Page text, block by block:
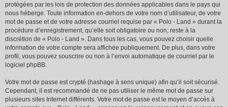
protégées par les lois de protection des données applicables dans le pays qui
nous héberge. Toute information en-dehors de votre nom d’utilisateur, de votre
mot de passe et de votre adresse courriel requise par « Polo - Land » durant la
procédure d’enregistrement, qu’elle soit obligatoire ou non, reste à la
discrétion de « Polo - Land ». Dans tous les cas, vous pouvez choisir quelle
information de votre compte sera affichée publiquement. De plus, dans votre
profil, vous pouvez souscrire ou non à l’envoi automatique de courriel par le
logiciel phpBB.
Votre mot de passe est crypté (hashage à sens unique) afin qu’il soit sécurisé.
Cependant, il est recommandé de ne pas utiliser le même mot de passe sur
plusieurs sites Internet différents. Votre mot de passe est le moyen d’accès à